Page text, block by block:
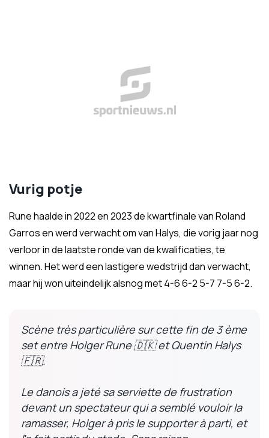
Vurig potje
Rune haalde in 2022 en 2023 de kwartfinale van Roland
Garros en werd verwacht om van Halys, die vorig jaar nog
verloor in de laatste ronde van de kwalificaties, te
winnen. Het werd een lastigere wedstrijd dan verwacht,
maar hij won uiteindelijk alsnog met 4-6 6-2 5-7 7-5 6-2.
Scène très particulière sur cette fin de 3 ème
set entre Holger Rune 🇩🇰 et Quentin Halys
🇫🇷.
Le danois a jeté sa serviette de frustration
devant un spectateur qui a semblé vouloir la
ramasser, Holger à pris le supporter à parti, et